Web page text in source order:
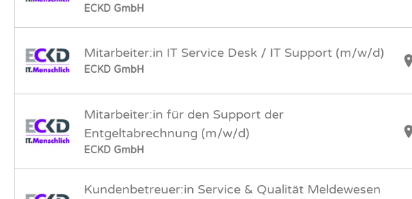
ECKD GmbH
Mitarbeiter:in IT Service Desk / IT Support (m/w/d)
ECKD GmbH
Mitarbeiter:in für den Support der
Entgeltabrechnung (m/w/d)
ECKD GmbH
Kundenbetreuer:in Service & Qualität Meldewesen